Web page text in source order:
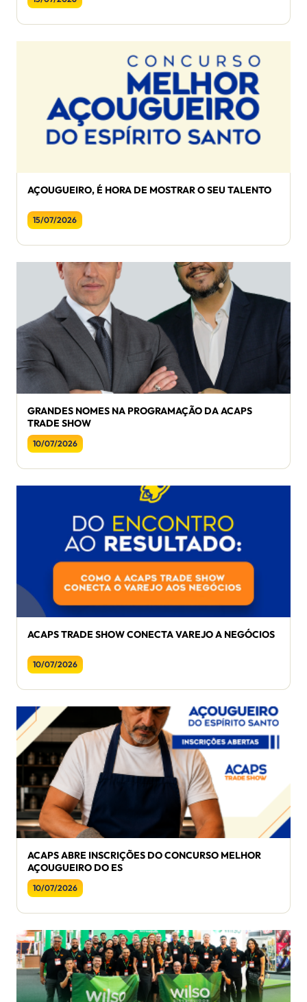
AÇOUGUEIRO, É HORA DE MOSTRAR O SEU TALENTO
15/07/2026
GRANDES NOMES NA PROGRAMAÇÃO DA ACAPS
TRADE SHOW
10/07/2026
ACAPS TRADE SHOW CONECTA VAREJO A NEGÓCIOS
10/07/2026
ACAPS ABRE INSCRIÇÕES DO CONCURSO MELHOR
AÇOUGUEIRO DO ES
10/07/2026